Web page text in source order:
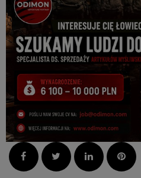
Facebook Twitter LinkedIn